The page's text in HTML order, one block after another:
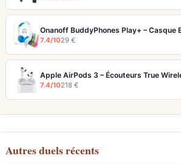
7.4/1029 €
7.4/10218 €
Autres duels récents